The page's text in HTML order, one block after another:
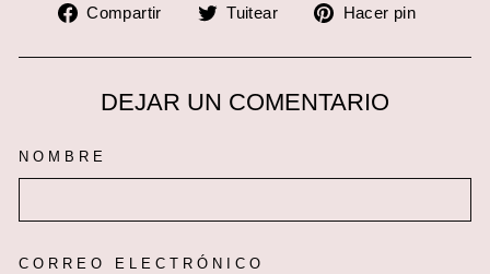
Compartir
Compartir
Facebook
Tuitear
Tuitear
Twitter
Hacer pin
DEJAR UN COMENTARIO
NOMBRE
CORREO ELECTRÓNICO